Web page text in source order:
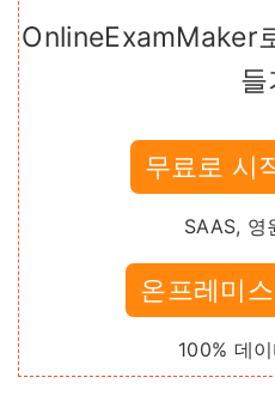
OnlineExamMaker
들
무료로 시
SAAS, 영
온프레미
100% 데